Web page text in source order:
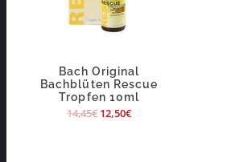
Bach Original
Bachblüten Rescue
Tropfen 10ml
14,45€ 12,50€